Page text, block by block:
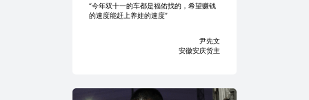
“今年双十一的车都是福佑找的，希望赚钱
的速度能赶上养娃的速度”
尹先文
安徽安庆货主